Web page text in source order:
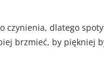
czynienia, dlatego
brzmieć, by piękniej